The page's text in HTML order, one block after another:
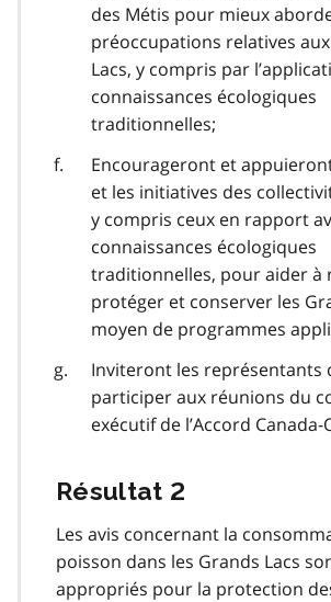
des Métis pour mieux
préoccupations relatives
Lacs, y compris par
connaissances écologiques
traditionnelles;
Encourageront et
et les initiatives des
y compris ceux en rapport
connaissances écologiques
traditionnelles, pour aider à
protéger et conserver les
moyen de programmes
Inviteront les représentants
participer aux réunions du
exécutif de l’Accord
Résultat 2
Les avis concernant la
poisson dans les Grands Lacs
appropriés pour la protection